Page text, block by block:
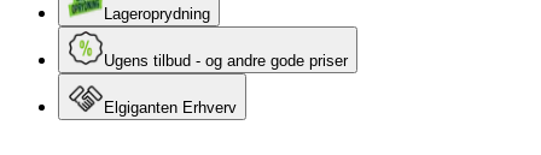
Lageroprydning
Ugens tilbud - og andre gode priser
Elgiganten Erhverv